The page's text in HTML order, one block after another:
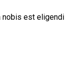
nobis est eligendi